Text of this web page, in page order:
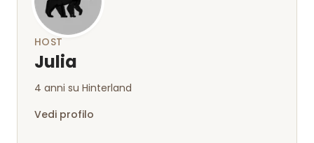
HOST
Julia
4 anni su Hinterland
Vedi profilo